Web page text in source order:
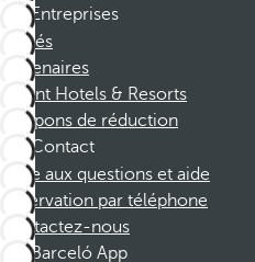
Entreprises
Affiliés
Partenaires
Dorint Hotels & Resorts
Coupons de réduction
Contact
Foire aux questions et aide
Réservation par téléphone
Contactez-nous
Barceló App